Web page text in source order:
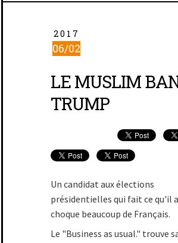
2017
06/02
LE MUSLIM
TRUMP
Un candidat aux élections
présidentielles qui fait ce qu'il
choque beaucoup de Français.
Le "Business as usual." trouve